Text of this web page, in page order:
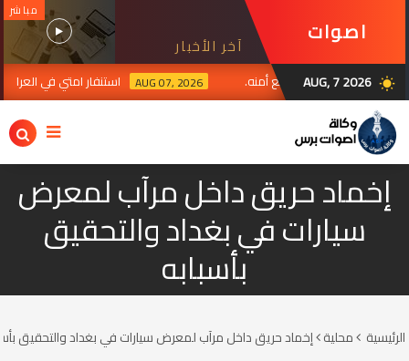
اصوات
برس
آخر الأخبار
مباشر
wb_sunny
AUG, 7 2026
الحشد وتؤكد تضامنها مع أمنه. AUG 07, 2026 استنفار امتي في العراق
إخماد حريق داخل مرآب لمعرض
سيارات في بغداد والتحقيق
بأسبابه
الرئيسية محلية إخماد حريق داخل مرآب لمعرض سيارات في بغداد والتحقيق